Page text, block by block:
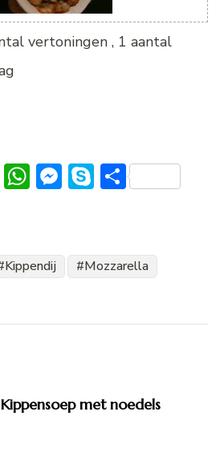
vertoningen , 1 aantal
Pinterest
WhatsApp
Messenger
Skype
Delen
Kippendij Mozzarella
Kippensoep met noedels